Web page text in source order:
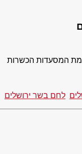
המסעדות הכשרות
לחם בשר ירושלים